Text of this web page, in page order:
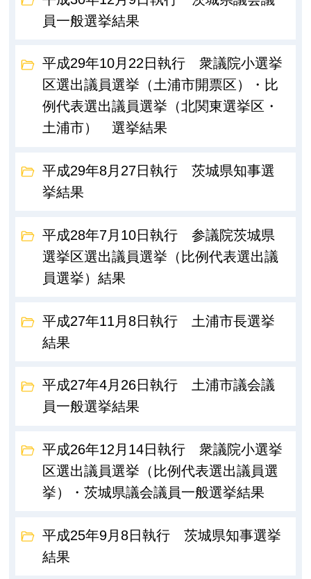
員一般選挙結果
平成29年10月22日執行 衆議院小選挙
区選出議員選挙（土浦市開票区）・比
例代表選出議員選挙（北関東選挙区・
土浦市） 選挙結果
平成29年8月27日執行 茨城県知事選
挙結果
平成28年7月10日執行 参議院茨城県
選挙区選出議員選挙（比例代表選出議
員選挙）結果
平成27年11月8日執行 土浦市長選挙
結果
平成27年4月26日執行 土浦市議会議
員一般選挙結果
平成26年12月14日執行 衆議院小選挙
区選出議員選挙（比例代表選出議員選
挙）・茨城県議会議員一般選挙結果
平成25年9月8日執行 茨城県知事選挙
結果